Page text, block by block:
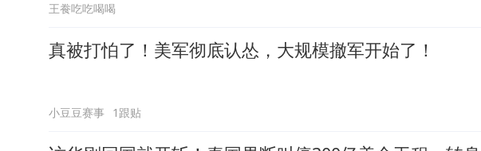
王飬吃吃喝喝
真被打怕了！美军彻底认怂，大规模撤军开始了！
小豆豆赛事 1跟贴